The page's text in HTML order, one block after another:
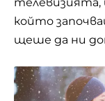
който
щеше да ни